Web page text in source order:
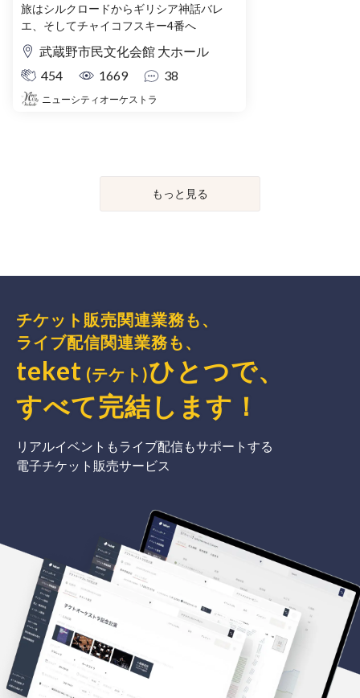
旅はシルクロードからギリシア神話バレ
エ、そしてチャイコフスキー4番へ
武蔵野市民文化会館 大ホール
454
1669 38
ニューシティオーケストラ
もっと見る
チケット販売関連業務も、
ライブ配信関連業務も、
teket (テケト)ひとつで、
すべて完結 します ！
リアルイベントもライブ配信もサポートする
電子チケット販売サービス